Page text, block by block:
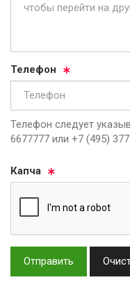
Те­ле­фон
Телефон следует
6677777 или +7 (495)
Кап­ча
Отправить